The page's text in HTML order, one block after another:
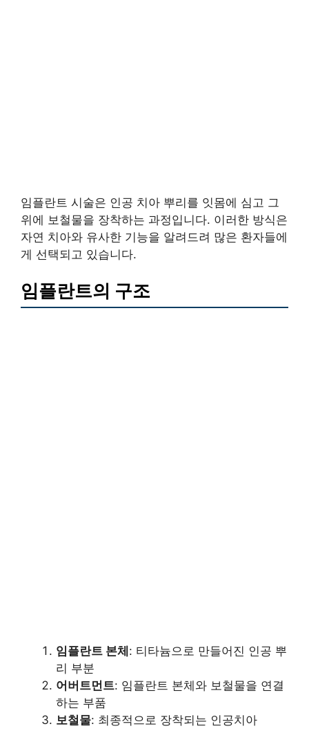
임플란트 시술은 인공 치아 뿌리를 잇몸에 심고 그
위에 보철물을 장착하는 과정입니다. 이러한 방식은
자연 치아와 유사한 기능을 알려드려 많은 환자들에
게 선택되고 있습니다.
임플란트의 구조
임플란트 본체 : 티타늄으로 만들어진 인공 뿌
리 부분
어버트먼트: 임플란트 본체와 보철물을 연결
하는 부품
보철물: 최종적으로 장착되는 인공치아